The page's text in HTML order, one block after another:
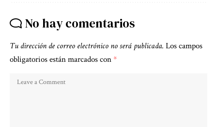
No hay comentarios
Tu dirección de correo electrónico no será publicada. Los campos
obligatorios están marcados con*